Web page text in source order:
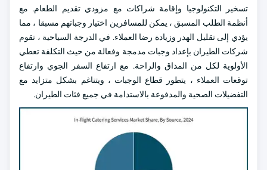
تسخير التكنولوجيا وإقامة شراكات مع مزودي تقديم الطعام. مع
أنظمة الطلب المسبق ، يمكن للمسافرين اختيار وجباتهم مسبقا ، مما
يؤدي إلى تقليل الهدر وزيادة رضا العملاء. في الدرجة السياحية ، تقوم
شركات الطيران بإعداد وجبات مدمجة وفعالة من حيث التكلفة تعطي
الأولوية لكل من المذاق والراحة. مع ارتفاع السفر الجوي وارتفاع
توقعات العملاء ، يتطور قطاع الوجبات ، ويتناغم بشكل متزايد مع
التفضيلات الصحية والمدفوعة بالاستدامة في جميع فئات الطيران.